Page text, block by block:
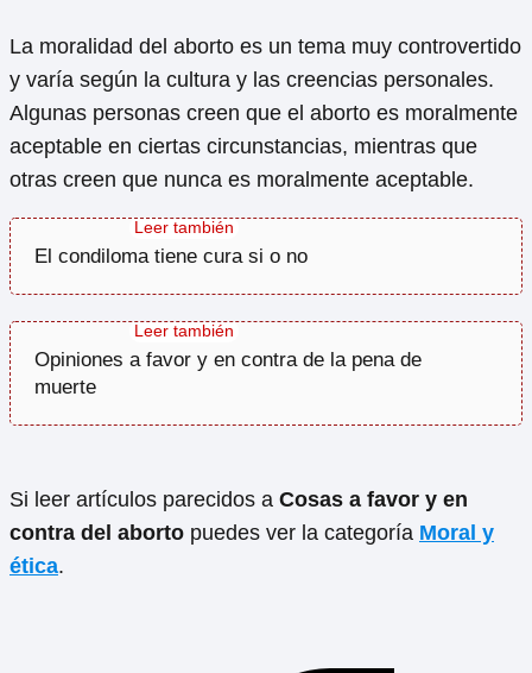
La moralidad del aborto es un tema muy controvertido
y varía según la cultura y las creencias personales.
Algunas personas creen que el aborto es moralmente
aceptable en ciertas circunstancias, mientras que
otras creen que nunca es moralmente aceptable.
El condiloma tiene cura si o no
Opiniones a favor y en contra de la pena de
muerte
Si leer artículos parecidos a Cosas a favor y en
contra del aborto puedes ver la categoría Moral y
ética.